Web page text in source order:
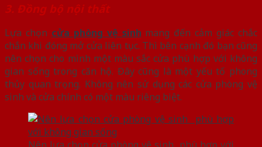
3. Đồng bộ nội thất
Lựa chọn cửa phòng vệ sinh mang đến cảm giác chắc
chắn khi đóng mở cửa liên tục. Thì bên cạnh đó bạn cũng
nên chọn cho mình một màu sắc cửa phù hợp với không
gian sống trong căn hộ. Đây cũng là một yếu tố phong
thủy quan trọng. Không nên sử dụng các cửa phòng vệ
sinh và cửa chính có một màu riêng biệt.